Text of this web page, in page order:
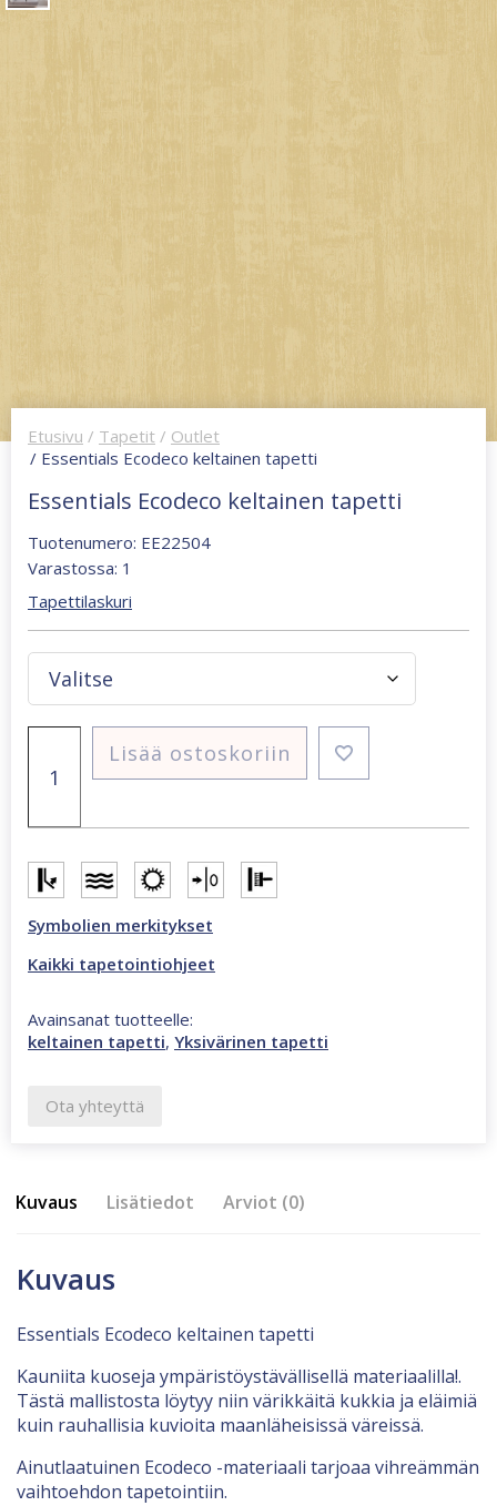
Etusivu / Tapetit / Outlet
/ Essentials Ecodeco keltainen tapetti
Essentials Ecodeco keltainen tapetti
Tuotenumero: EE22504
Varastossa: 1
Tapettilaskuri
keltainen
määrä
Lisää ostoskoriin
Symbolien merkitykset
Kaikki tapetointiohjeet
Avainsanat tuotteelle:
keltainen tapetti, Yksivärinen tapetti
Ota yhteyttä
Kuvaus Lisätiedot Arviot (0)
Kuvaus
Essentials Ecodeco keltainen tapetti
Kauniita kuoseja ympäristöystävällisellä materiaalilla!.
Tästä mallistosta löytyy niin värikkäitä kukkia ja eläimiä
kuin rauhallisia kuvioita maanläheisissä väreissä.
Ainutlaatuinen Ecodeco -materiaali tarjoaa vihreämmän
vaihtoehdon tapetointiin.